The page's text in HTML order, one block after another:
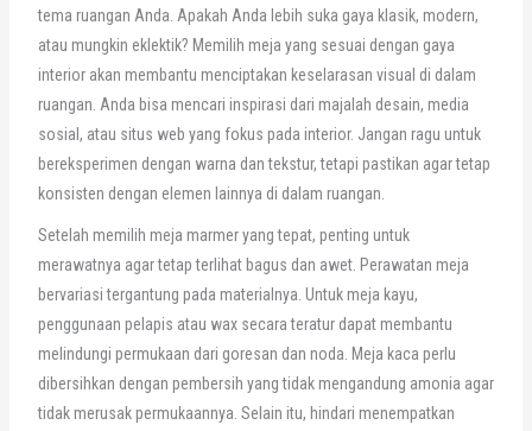
tema ruangan Anda. Apakah Anda lebih suka gaya klasik, modern,
atau mungkin eklektik? Memilih meja yang sesuai dengan gaya
interior akan membantu menciptakan keselarasan visual di dalam
ruangan. Anda bisa mencari inspirasi dari majalah desain, media
sosial, atau situs web yang fokus pada interior. Jangan ragu untuk
bereksperimen dengan warna dan tekstur, tetapi pastikan agar tetap
konsisten dengan elemen lainnya di dalam ruangan.
Setelah memilih meja marmer yang tepat, penting untuk
merawatnya agar tetap terlihat bagus dan awet. Perawatan meja
bervariasi tergantung pada materialnya. Untuk meja kayu,
penggunaan pelapis atau wax secara teratur dapat membantu
melindungi permukaan dari goresan dan noda. Meja kaca perlu
dibersihkan dengan pembersih yang tidak mengandung amonia agar
tidak merusak permukaannya. Selain itu, hindari menempatkan